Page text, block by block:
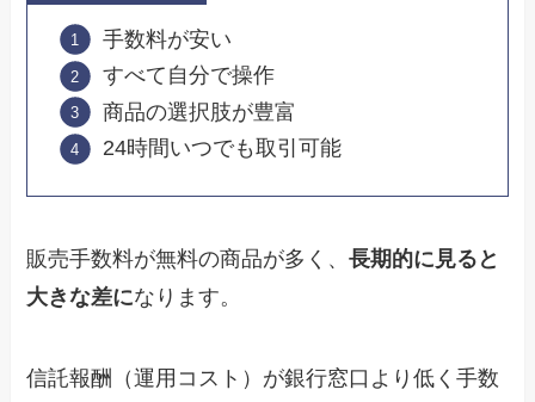
手数料が安い
すべて自分で操作
商品の選択肢が豊富
24時間いつでも取引可能
販売手数料が無料の商品が多く、長期的に見ると
大きな差になります。
信託報酬（運用コスト）が銀行窓口より低く手数